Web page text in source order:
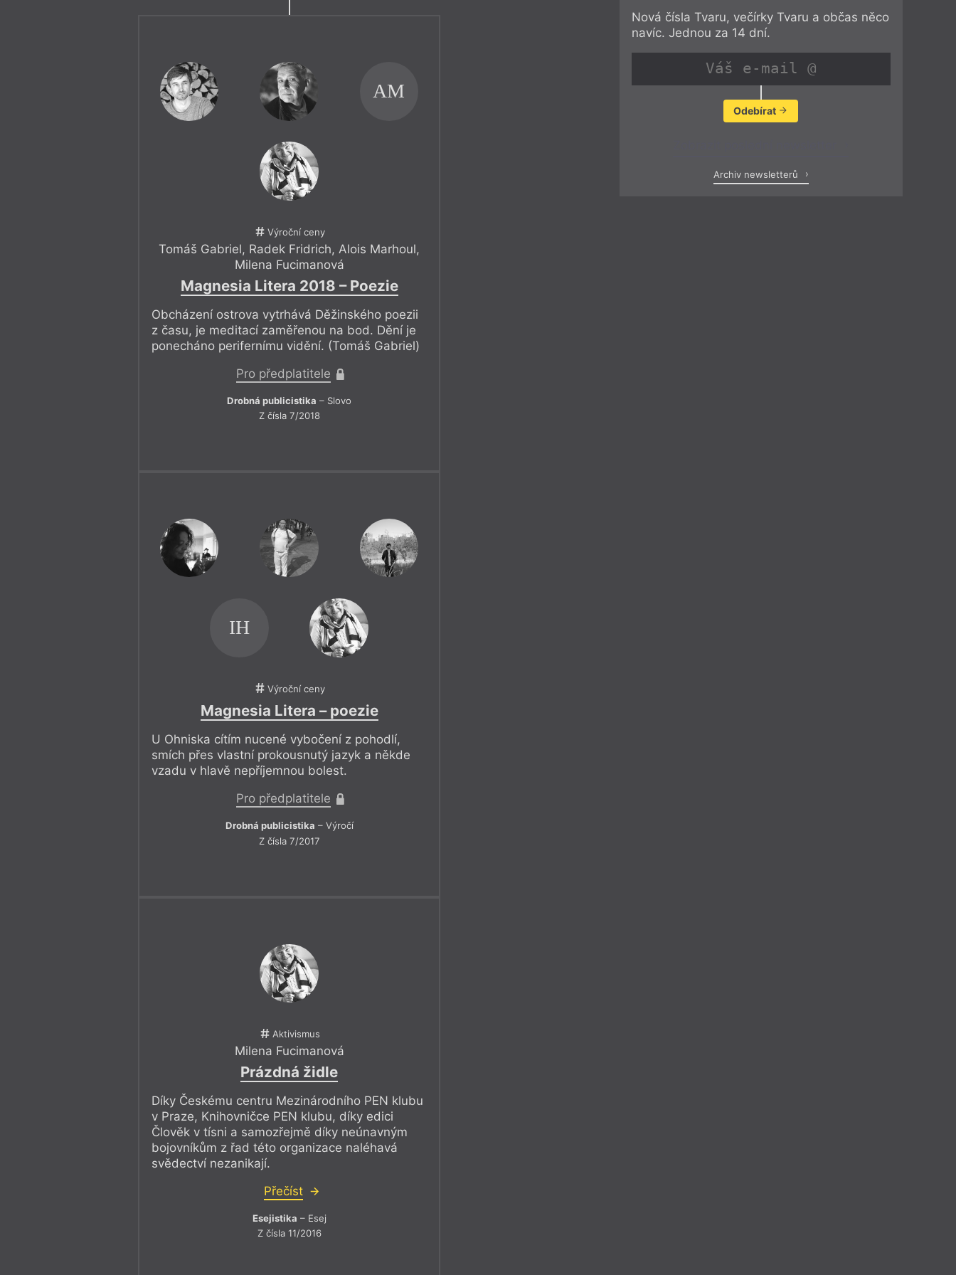
AM
Výroční ceny
Tomáš Gabriel, Radek Fridrich,Alois Marhoul,
Milena Fucimanová
Magnesia Litera 2018 – Poezie
Obcházení ostrova vytrhává Děžinského poezii
z času, je meditací zaměřenou na bod. Dění je
ponecháno perifernímu vidění. (Tomáš Gabriel)
Pro předplatitele
Drobná publicistika – Slovo
Z čísla 7/2018
IH
Výroční ceny
Magnesia Litera – poezie
U Ohniska cítím nucené vybočení z pohodlí,
smích přes vlastní prokousnutý jazyk a někde
vzadu v hlavě nepříjemnou bolest.
Pro předplatitele
Drobná publicistika – Výročí
Z čísla 7/2017
Aktivismus
Milena Fucimanová
Prázdná židle
Díky Českému centru Mezinárodního PEN klubu
v Praze, Knihovničce PEN klubu, díky edici
Člověk v tísni a samozřejmě díky neúnavným
bojovníkům z řad této organizace naléhavá
svědectví nezanikají.
Přečíst
Esejistika – Esej
Z čísla 11/2016
Nová čísla Tvaru, večírky Tvaru a občas něco
navíc. Jednou za 14 dní.
Odebírat
Archiv newsletterů